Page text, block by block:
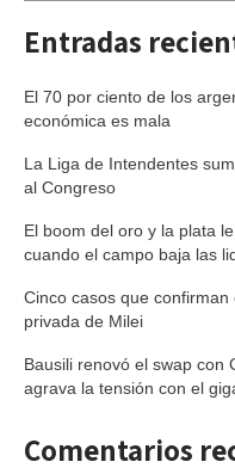
Entradas
El 70 por ciento de los
económica es mala
La Liga de Intendentes
al Congreso
El boom del oro y la plata
cuando el campo baja las
Cinco casos que
privada de Milei
Bausili renovó el swap con
agrava la tensión con el
Comentarios